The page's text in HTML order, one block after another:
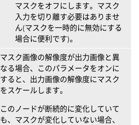
マスクをオフにします。マスク
入力を切り離す必要はありませ
ん(マスクを一時的に無効にする
場合に便利です)。
マスク画像の解像度が出力画像と異
なる場合、このパラメータをオンに
すると、出力画像の解像度にマスク
をスケールします。
このノードが断続的に変化していて
も、マスクが変化していない場合、